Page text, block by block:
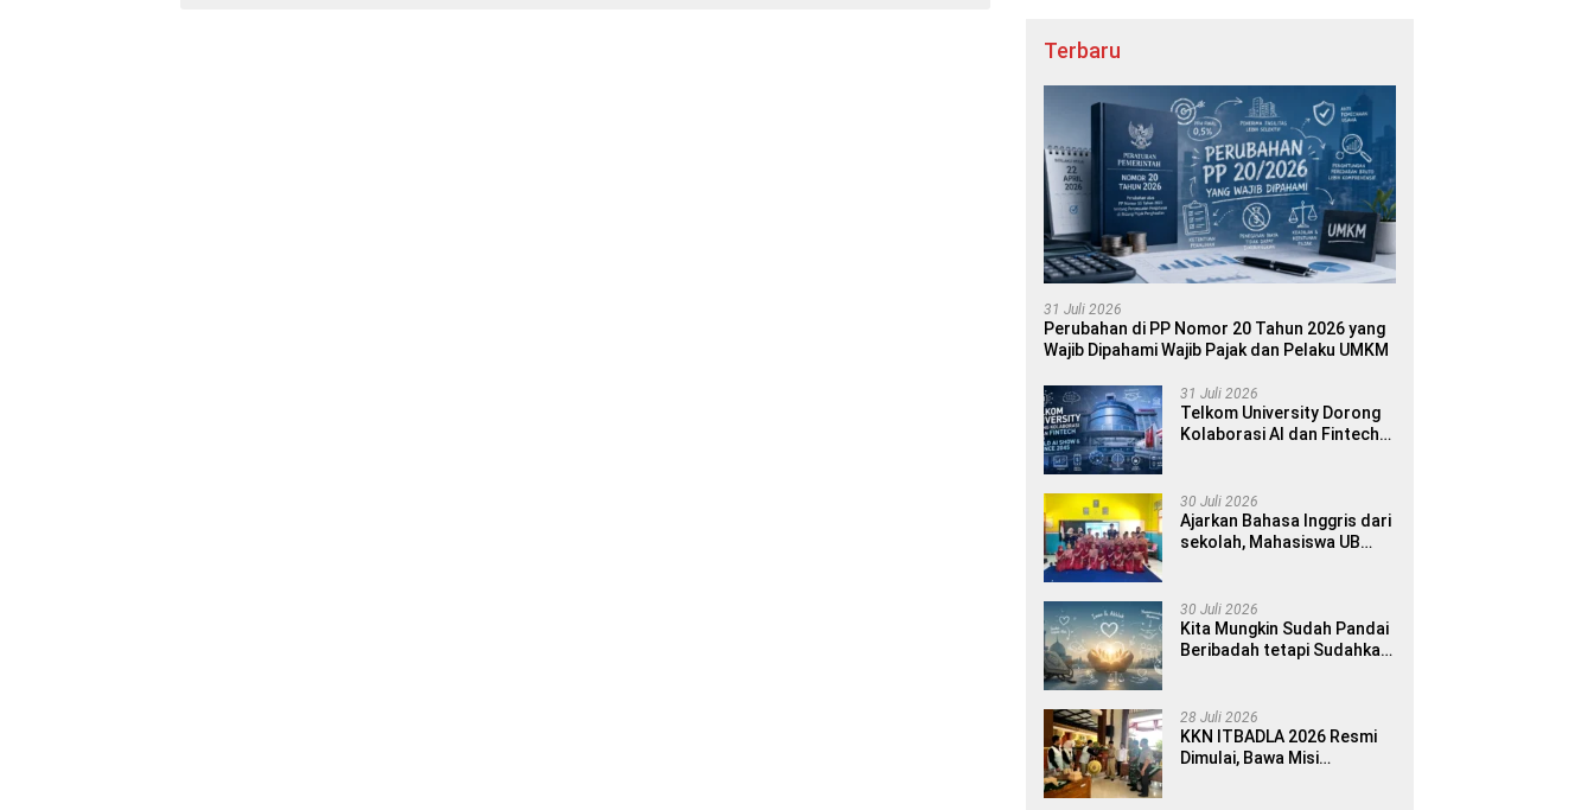
Terbaru
31 Juli 2026
Perubahan di PP Nomor 20 Tahun 2026 yang
Wajib Dipahami Wajib Pajak dan Pelaku UMKM
31 Juli 2026
Telkom University Dorong
Kolaborasi AI dan Fintech
30 Juli 2026
Ajarkan Bahasa Inggris dari
sekolah, Mahasiswa UB
Introduce Yourself di SDN
1 Sumberngepoh
30 Juli 2026
Kita Mungkin Sudah Pandai
Beribadah tetapi Sudahkah
28 Juli 2026
KKN ITBADLA 2026 Resmi
Dimulai, Bawa Misi